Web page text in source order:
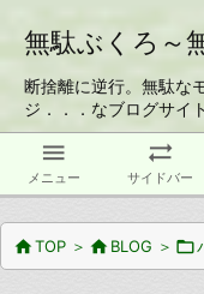
無駄ぶくろ～
断捨離に逆行。無駄な
ジ．．．なブログサイ

メニュー

サイドバー
TOP ＞BLOG ＞